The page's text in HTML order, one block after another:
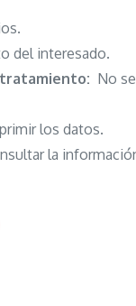
del interesado.
No
los datos.
la